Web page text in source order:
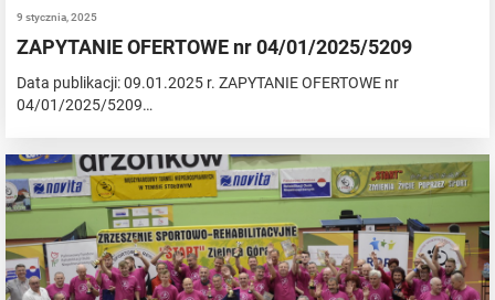
9 stycznia, 2025
ZAPYTANIE OFERTOWE nr 04/01/2025/5209
Data publikacji: 09.01.2025 r. ZAPYTANIE OFERTOWE nr
04/01/2025/5209…